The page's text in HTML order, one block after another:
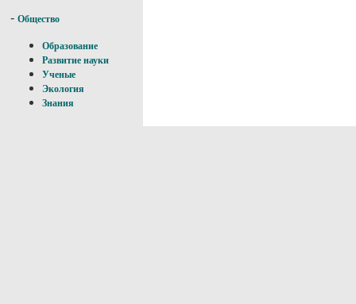
- Общество
Образование
Развитие науки
Ученые
Экология
Знания